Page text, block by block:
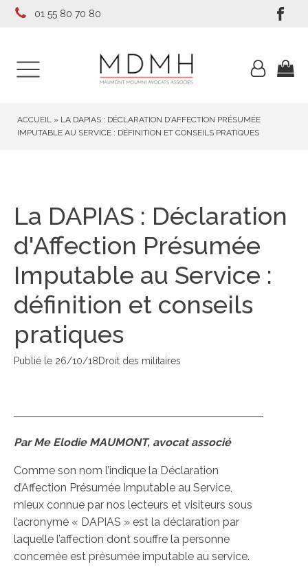
01 55 80 70 80
ACCUEIL » LA DAPIAS : DÉCLARATION D'AFFECTION PRÉSUMÉE
IMPUTABLE AU SERVICE : DÉFINITION ET CONSEILS PRATIQUES
La DAPIAS : Déclaration
d'Affection Présumée
Imputable au Service :
définition et conseils
pratiques
Publié le 26/10/18Droit des militaires
Par Me Elodie MAUMONT, avocat associé
Comme son nom l’indique la Déclaration
d’Affection Présumée Imputable au Service,
mieux connue par nos lecteurs et visiteurs sous
l’acronyme « DAPIAS » est la déclaration par
laquelle l’affection dont souffre la personne
concernée est présumée imputable au service.